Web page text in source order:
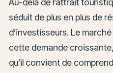
Au-delà de l’attrait
séduit de plus en plus de
d’investisseurs. Le
cette demande
qu’il convient de